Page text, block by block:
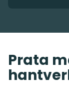
Prata